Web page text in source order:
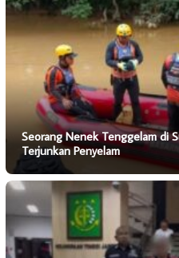
Seorang Nenek Tenggelam di
Terjunkan Penyelam